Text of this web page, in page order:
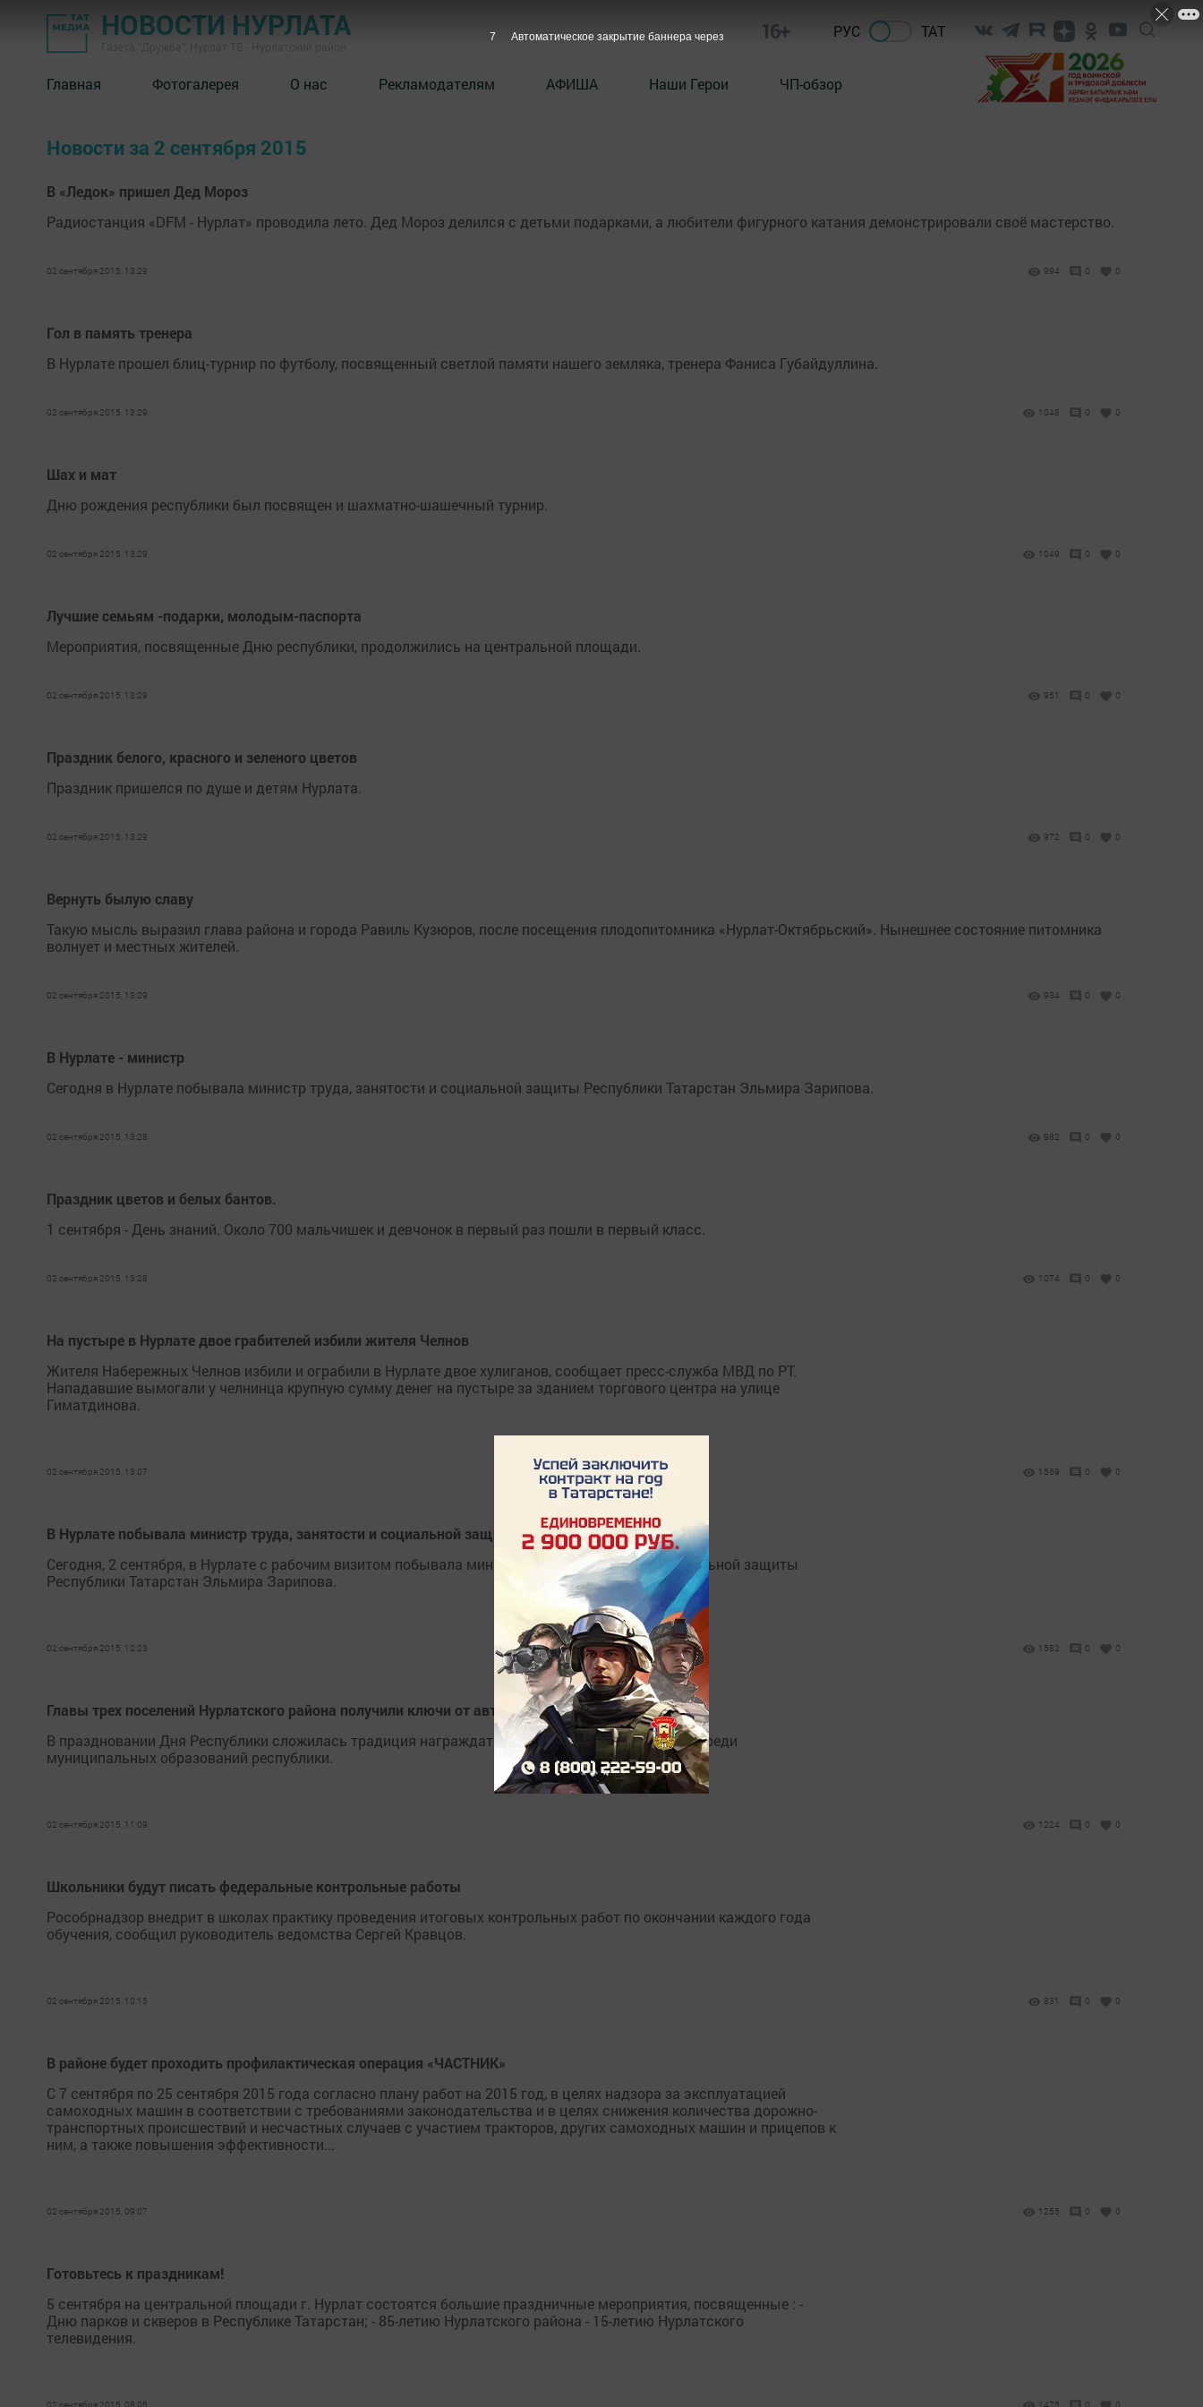
НОВОСТИ НУРЛАТА 16+ РУС ТАТ
Главная Фотогалерея О нас Рекламодателям АФИША Наши Герои ЧП-обзор
Новости за 2 сентября 2015
В «Ледок» пришел Дед Мороз
Радиостанция «DFM - Нурлат» проводила лето. Дед Мороз делился с детьми подарками, а любители фигурного катания демонстрировали своё мастерство.
02 сентября 2015, 13:29 994 0 0
Гол в память тренера
В Нурлате прошел блиц-турнир по футболу, посвященный светлой памяти нашего земляка, тренера Фаниса Губайдуллина.
02 сентября 2015, 13:29 1048 0 0
Шах и мат
Дню рождения республики был посвящен и шахматно-шашечный турнир.
02 сентября 2015, 13:29 1049 0 0
Лучшие семьям -подарки, молодым-паспорта
Мероприятия, посвященные Дню республики, продолжились на центральной площади.
02 сентября 2015, 13:29 951 0 0
Праздник белого, красного и зеленого цветов
Праздник пришелся по душе и детям Нурлата.
02 сентября 2015, 13:29 972 0 0
Вернуть былую славу
Такую мысль выразил глава района и города Равиль Кузюров, после посещения плодопитомника «Нурлат-Октябрьский». Нынешнее состояние питомника
волнует и местных жителей.
02 сентября 2015, 13:29 934 0 0
В Нурлате - министр
Сегодня в Нурлате побывала министр труда, занятости и социальной защиты Республики Татарстан Эльмира Зарипова.
02 сентября 2015, 13:28 982 0 0
Праздник цветов и белых бантов.
1 сентября - День знаний. Около 700 мальчишек и девчонок в первый раз пошли в первый класс.
02 сентября 2015, 13:28 1074 0 0
На пустыре в Нурлате двое грабителей избили жителя Челнов
Жителя Набережных Челнов избили и ограбили в Нурлате двое хулиганов, сообщает пресс-служба МВД по РТ.
Нападавшие вымогали у челнинца крупную сумму денег на пустыре за зданием торгового центра на улице
Гиматдинова.
02 сентября 2015, 13:07 1569 0 0
В Нурлате побывала министр труда, занятости и социальной защиты РТ Эльмира Зарипова
Сегодня, 2 сентября, в Нурлате с рабочим визитом побывала министр труда, занятости и социальной защиты
Республики Татарстан Эльмира Зарипова.
02 сентября 2015, 12:23 1582 0 0
Главы трех поселений Нурлатского района получили ключи от автомобилей
В праздновании Дня Республики сложилась традиция награждать лауреатов смотра-конкурса среди
муниципальных образований республики.
02 сентября 2015, 11:09 1224 0 0
Школьники будут писать федеральные контрольные работы
Рособрнадзор внедрит в школах практику проведения итоговых контрольных работ по окончании каждого года
обучения, сообщил руководитель ведомства Сергей Кравцов.
02 сентября 2015, 10:15 831 0 0
В районе будет проходить профилактическая операция «ЧАСТНИК»
С 7 сентября по 25 сентября 2015 года согласно плану работ на 2015 год, в целях надзора за эксплуатацией
самоходных машин в соответствии с требованиями законодательства и в целях снижения количества дорожно-
транспортных происшествий и несчастных случаев с участием тракторов, других самоходных машин и прицепов к
ним, а также повышения эффективности...
02 сентября 2015, 09:07 1255 0 0
Готовьтесь к праздникам!
5 сентября на центральной площади г. Нурлат состоятся большие праздничные мероприятия, посвященные : -
Дню парков и скверов в Республике Татарстан; - 85-летию Нурлатского района - 15-летию Нурлатского
телевидения.
6 Автоматическое закрытие баннера через